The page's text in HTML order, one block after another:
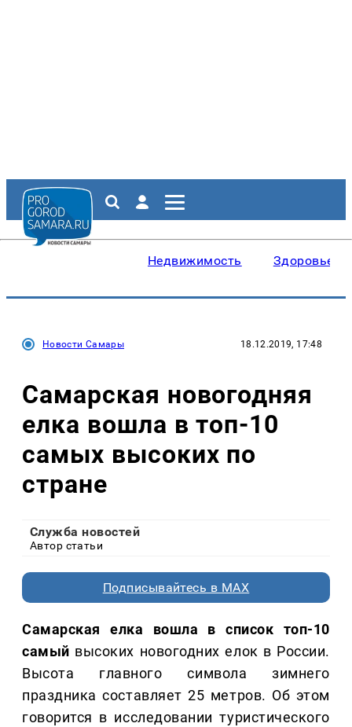
Недвижимость Здоровье
Новости Самары 18.12.2019, 17:48
Самарская новогодняя
елка вошла в топ-10
самых высоких по
стране
Служба новостей
Автор статьи
Подписывайтесь в MAX
Самарская елка вошла в список топ-10
самый высоких новогодних елок в России.
Высота главного символа зимнего
праздника составляет 25 метров. Об этом
говорится в исследовании туристического